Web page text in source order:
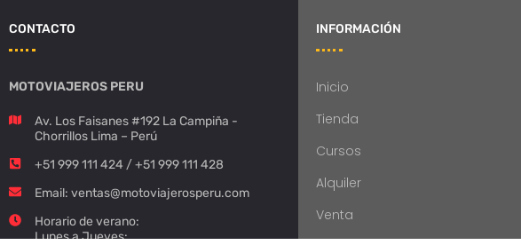
CONTACTO
MOTOVIAJEROS PERU
Av. Los Faisanes #192 La Campiña -
Chorrillos Lima – Perú
+51 999 111 424 / +51 999 111 428
Email: ventas@motoviajerosperu.com
Horario de verano:
Lunes a Jueves:
INFORMACIÓN
Inicio
Tienda
Cursos
Alquiler
Venta